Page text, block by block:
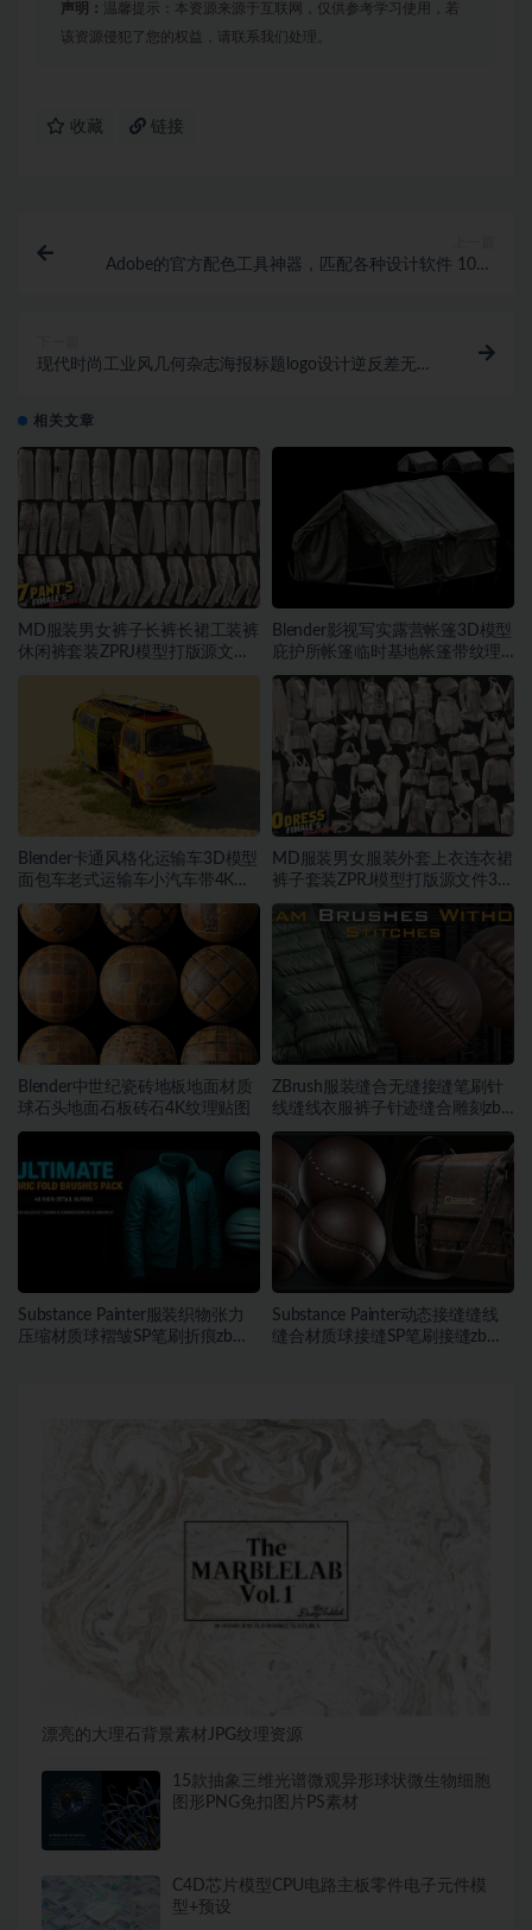
声明： 温馨提示：本资源来源于互联网，仅供参考学习使用，若
该资源侵犯了您的权益，请联系我们处理。
收藏 链接
Adobe的官方配色工具神器，匹配各种设计软件 1019
现代时尚工业风几何杂志海报标题logo设计逆反差无衬
相关文章
MD服装男女裤子长裤长裙工装裤
休闲裤套装ZPRJ模型打版源文件
Blender影视写实露营帐篷3D模型
庇护所帐篷临时基地帐篷带纹理
贴图
Blender卡通风格化运输车3D模型
面包车老式运输车小汽车带4K纹
理
MD服装男女服装外套上衣连衣裙
裤子套装ZPRJ模型打版源文件3D
服装
Blender中世纪瓷砖地板地面材质
球石头地面石板砖石4K纹理贴图
ZBrush服装缝合无缝接缝笔刷针
线缝线衣服裤子针迹缝合雕刻zb
笔刷
Substance Painter服装织物张力
压缩材质球褶皱SP笔刷折痕zb笔
Substance Painter动态接缝缝线
缝合材质球接缝SP笔刷接缝zb笔
漂亮的大理石背景素材JPG纹理资源
15款抽象三维光谱微观异形球状微生物细胞
图形PNG免扣图片PS素材
C4D芯片模型CPU电路主板零件电子元件模
型+预设